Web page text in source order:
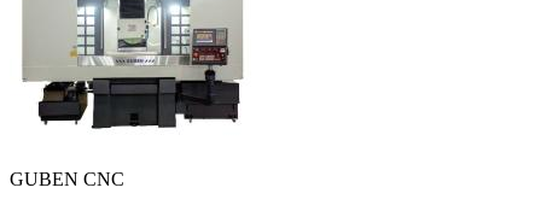
GUBEN CNC